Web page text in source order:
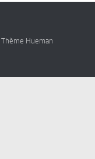
Thème Hueman